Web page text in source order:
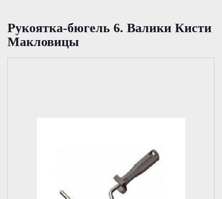
Рукоятка-бюгель 6. Валики Кисти
Макловицы